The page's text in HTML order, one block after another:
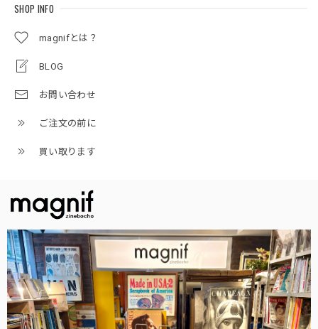
SHOP INFO
magnifとは？
BLOG
お問い合わせ
ご注文の前に
買い取ります